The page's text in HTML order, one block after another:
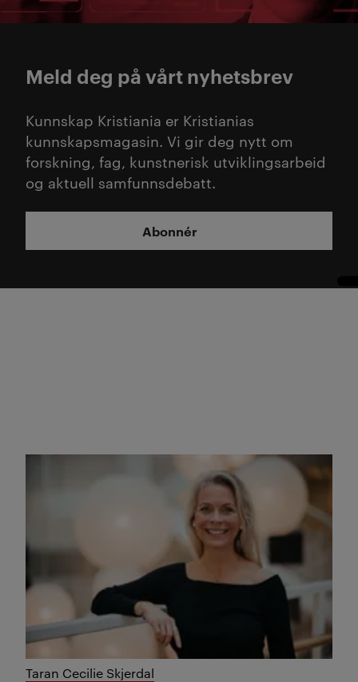
Meld deg på vårt nyhetsbrev
Kunnskap Kristiania er Kristianias
kunnskapsmagasin. Vi gir deg nytt om
forskning, fag, kunstnerisk utviklingsarbeid
og aktuell samfunnsdebatt.
Abonnér
Taran Cecilie Skjerdal